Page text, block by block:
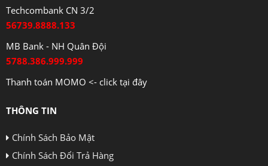
Techcombank CN 3/2
56739.8888.133
MB Bank - NH Quân Đội
5788.386.999.999
Thanh toán MOMO <- click tại đây
THÔNG TIN
Chính Sách Bảo Mật
Chính Sách Đổi Trả Hàng